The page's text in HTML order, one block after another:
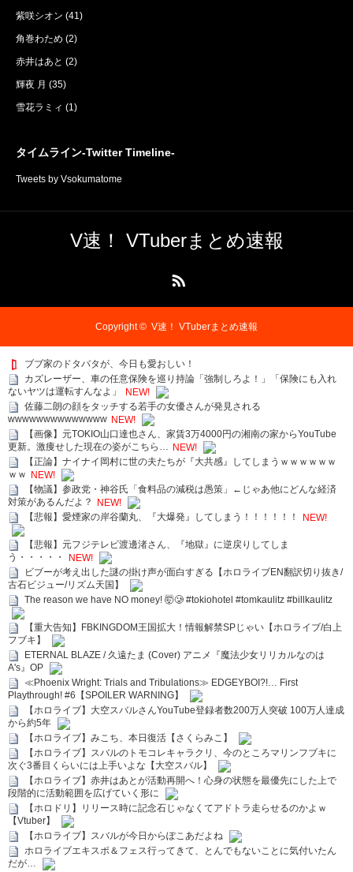
紫咲シオン (41)
角巻わため (2)
赤井はあと (2)
輝夜 月 (35)
雪花ラミィ (1)
タイムライン-Twitter Timeline-
Tweets by Vsokumatome
V速！ VTuberまとめ速報
Copyright © V速！ VTuberまとめ速報
ブブ家のドタバタが、今日も愛おしい！
カズレーザー、車の任意保険を巡り持論「強制しろよ！」「保険にも入れ
ないヤツは運転すんなよ」
NEW!
佐藤二朗の顔をタッチする若手の女優さんが発見される
wwwwwwwwwwwwww NEW!
【画像】元TOKIO山口達也さん、家賃3万4000円の湘南の家からYouTube
更新。激痩せした現在の姿がこちら… NEW!
【正論】ナイナイ岡村に世の夫たちが『大共感』してしまうｗｗｗｗｗｗ
ｗｗ NEW!
【物議】参政党・神谷氏「食料品の減税は愚策」←じゃあ他にどんな経済
対策があるんだよ？
NEW!
【悲報】愛煙家の岸谷蘭丸、『大爆発』してしまう！！！！！！
NEW!
【悲報】元フジテレビ渡邊渚さん、『地獄』に逆戻りしてしま
う・・・・・
NEW!
ビブーが考え出した謎の掛け声が面白すぎる【ホロライブEN翻訳切り抜き/
古石ビジュー/リズム天国】
The reason we have NO money! 🤯🥲 #tokiohotel #tomkaulitz #billkaulitz
【重大告知】FBKINGDOM王国拡大！情報解禁SPじゃい【ホロライブ/白上
フブキ】
ETERNAL BLAZE / 久遠たま (Cover) アニメ『魔法少女リリカルなのは
A's』OP
≪Phoenix Wright: Trials and Tribulations≫ EDGEYBOI?!… First
Playthrough! #6【SPOILER WARNING】
【ホロライブ】大空スバルさんYouTube登録者数200万人突破 100万人達成
から約5年
【ホロライブ】みこち、本日復活【さくらみこ】
【ホロライブ】スバルのトモコレキャラクリ、今のところマリンフブキに
次ぐ3番目くらいには上手いよな【大空スバル】
【ホロライブ】赤井はあとが活動再開へ！心身の状態を最優先にした上で
段階的に活動範囲を広げていく形に
【ホロドリ】リリース時に記念石じゃなくてアドトラ走らせるのかよｗ
【Vtuber】
【ホロライブ】スバルが今日からぽこあだよね
ホロライブエキスポ＆フェス行ってきて、とんでもないことに気付いたん
だが…